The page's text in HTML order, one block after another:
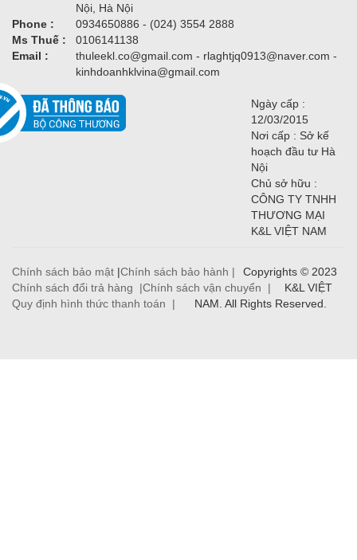
Nội, Hà Nội
Phone :
0934650886 - (024) 3554 2888
Ms Thuế :
0106141138
Email :
thuleekl.co@gmail.com - rlaghtjq0913@naver.com -
kinhdoanhklvina@gmail.com
Ngày cấp :
12/03/2015
Nơi cấp : Sở kế
hoạch đầu tư Hà
Nội
Chủ sở hữu :
CÔNG TY TNHH
THƯƠNG MẠI
K&L VIỆT NAM
Chính sách bảo mật |Chính sách bảo hành |
Chính sách đổi trả hàng |Chính sách vận chuyển |
Quy định hình thức thanh toán |
Copyrights © 2023
K&L VIỆT
NAM. All Rights Reserved.